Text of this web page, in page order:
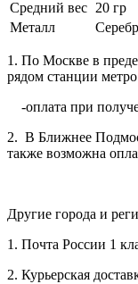
Средний вес 20 гр
Металл
1. По Москве в
рядом станции
-оплата при
2. В Ближнее
также возможна
Другие города и
1. Почта России 1
2. Курьерская